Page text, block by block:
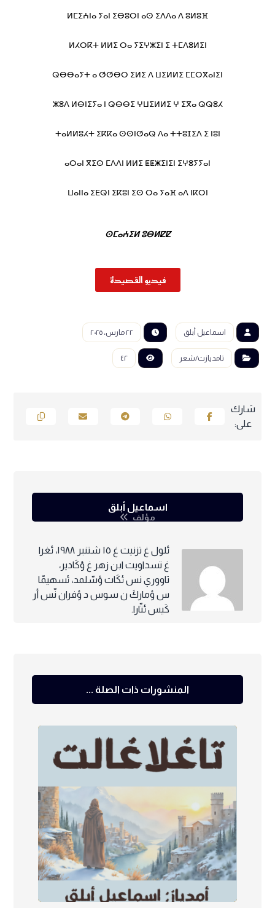
ⵍⵎⵉⵄⵏⴰ ⵢⴰⵏ ⵉⴱⵓⵔⵏ ⴰⵙ ⵉⴷⴷⴰ ⴷ ⵓⵍⵓⴼ
ⵍⵃⵔⴽⵜ ⵍⵍⵉ ⵔⴰ ⵢⵉⵖⵣⵉⵏ ⵉ ⵜⵎⴷⵓⵍⵉⵏ
ⵕⴱⴱⴰⵢⵜ ⴰ ⵚⵚⴱⵔ ⵉⵍⵉ ⴷ ⵡⵉⵍⵍⵉ ⵎⵎⵔⴳⴰⵏⵉⵏ
ⵣⵓⴷ ⵍⴱⵏⵉⵢⴰ ⵏ ⵕⴱⴱⵉ ⵖⵡⵉⵍⵍⵉ ⵖ ⵉⴳⴰ ⵕⵕⵓⵃ
ⵜⴰⵍⵍⵓⵃⵜ ⵉⴽⴽⴰ ⵙⵙⵏⵚⴰⵕ ⴷⴰ ⵜⵜⵓⵊⵉⴷ ⵉ ⵏⵓⵏ
ⴰⵔⴰⵏ ⴳⵉⵙ ⵎⴷⴷⵏ ⵍⵍⵉ ⵟⵟⵥⵉⵏⵉⵏ ⵉⵖⵓⵢⵢⴰⵏ
ⵡⴰⵏⵏⴰ ⵉⴹⵕⵏ ⵉⴽⵓⵏ ⵉⵙ ⵔⴰ ⵢⴰⴼ ⴰⴷ ⵏⴽⵔⵏ
ⵙⵎⴰⵄⵉⵍ ⵓⴱⵍⵇⵇ
فيديو القصيدة
اسماعيل أبلق ٢٢ مارس، ٢٠٢٥
تامديازت/شعر ٤٢
اسماعيل أبلق
مؤلف
ئلول غ تزنيت غ ١٥ شتنبر ١٩٨٨، ئغرا
غ تسداويت ابن زهر غ ؤكَادير،
تاووري نس ئكَات ؤسّلمد، ئسهيمّا
س ؤماركَ ن سوس د ؤفران نّس أر
كَيس ئتّارا.
المنشورات ذات الصلة ...